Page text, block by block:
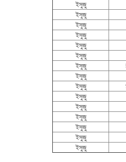
ইসুজু
ইসুজু
ইসুজু
ইসুজু
ইসুজু
ইসুজু
ইসুজু
ইসুজু
ইসুজু
ইসুজু
ইসুজু
ইসুজু
ইসুজু
ইসুজু
ইসুজু